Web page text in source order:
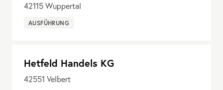
42115Wuppertal
AUSFÜHRUNG
Hetfeld Handels KG
42551 Velbert